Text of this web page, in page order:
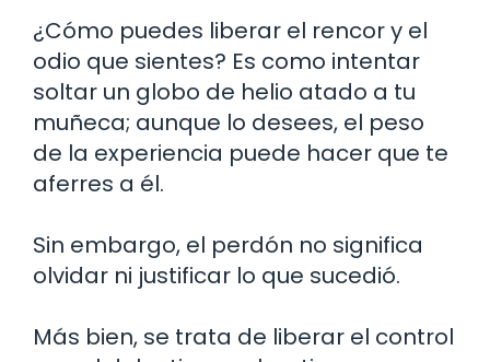
¿Cómo puedes liberar el rencor y el
odio que sientes? Es como intentar
soltar un globo de helio atado a tu
muñeca; aunque lo desees, el peso
de la experiencia puede hacer que te
aferres a él.
Sin embargo, el perdón no significa
olvidar ni justificar lo que sucedió.
Más bien, se trata de liberar el control